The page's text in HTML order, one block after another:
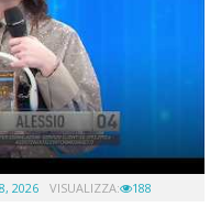
2026 VISUALIZZA: 188